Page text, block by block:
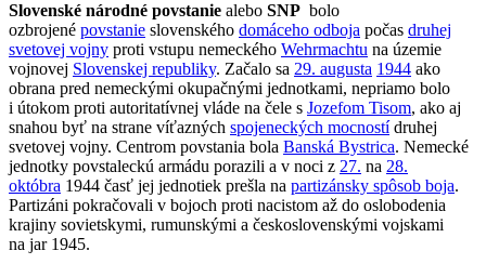
Slovenské národné povstanie alebo SNP bolo
ozbrojené povstanie slovenského domáceho odboja počas druhej
svetovej vojny proti vstupu nemeckého Wehrmachtu na územie
vojnovej Slovenskej republiky. Začalo sa 29. augusta 1944 ako
obrana pred nemeckými okupačnými jednotkami, nepriamo bolo
i útokom proti autoritatívnej vláde na čele s Jozefom Tisom, ako aj
snahou byť na strane víťazných spojeneckých mocnostídruhej
svetovej vojny. Centrom povstania bola Banská Bystrica. Nemecké
jednotky povstaleckú armádu porazili a v noci z 27. na 28.
októbra 1944 časť jej jednotiek prešla na partizánsky spôsob boja.
Partizáni pokračovali v bojoch proti nacistom až do oslobodenia
krajiny sovietskymi, rumunskými a československými vojskami
na jar 1945.